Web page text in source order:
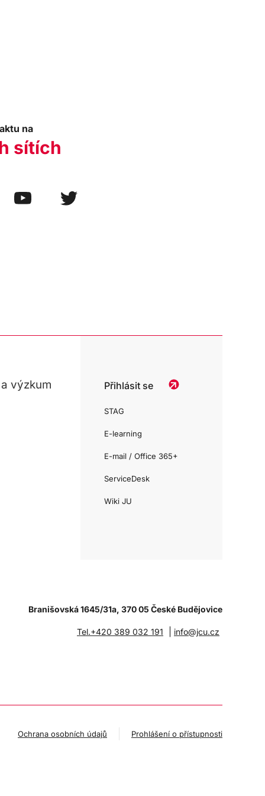
na
sítích
výzkum Přihlásit se
STAG
E-learning
E-mail / Office 365+
ServiceDesk
Wiki JU
Branišovská 1645/31a, 370 05 České Budějovice
Tel.+420 389 032 191 info@jcu.cz
Ochrana osobních údajů Prohlášení o přístupnosti